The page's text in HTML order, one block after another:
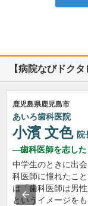
【病院なびドク
鹿児島県鹿児島市
あいろ歯科医院
小濱 文色 院
歯科医師を志した
中学生のときに出
科医師に憧れたこ
は「歯科医師は男性
というイメージを